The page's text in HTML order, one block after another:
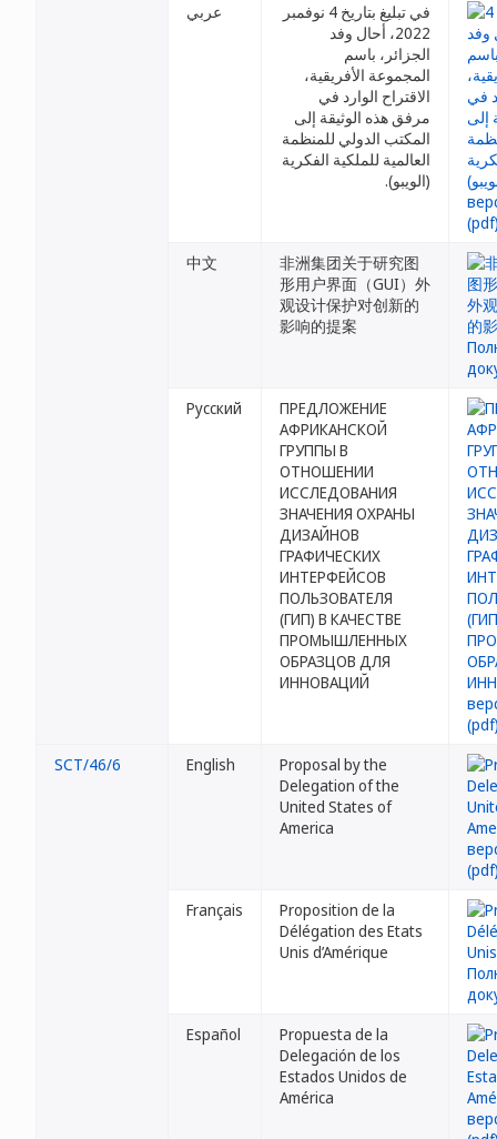
عربي
في تبليغ بتاريخ 4 نوفمبر
2022، أحال وفد
الجزائر، باسم
المجموعة الأفريقية،
الاقتراح الوارد في
مرفق هذه الوثيقة إلى
المكتب الدولي للمنظمة
العالمية للملكية الفكرية
(الويبو).
中文
非洲集团关于研究图
形用户界面（GUI）外
观设计保护对创新的
影响的提案
Русский
ПРЕДЛОЖЕНИЕ
АФРИКАНСКОЙ
ГРУППЫ В
ОТНОШЕНИИ
ИССЛЕДОВАНИЯ
ЗНАЧЕНИЯ ОХРАНЫ
ДИЗАЙНОВ
ГРАФИЧЕСКИХ
ИНТЕРФЕЙСОВ
ПОЛЬЗОВАТЕЛЯ
(ГИП) В КАЧЕСТВЕ
ПРОМЫШЛЕННЫХ
ОБРАЗЦОВ ДЛЯ
ИННОВАЦИЙ
SCT/46/6 English
Proposal by the
Delegation of the
United States of
America
Français
Proposition de la
Délégation des Etats
Unis d’Amérique
Español
Propuesta de la
Delegación de los
Estados Unidos de
América